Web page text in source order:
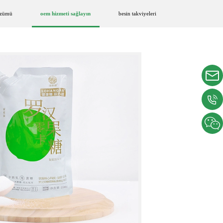
oem hizmeti sağlayın besin takviyeleri